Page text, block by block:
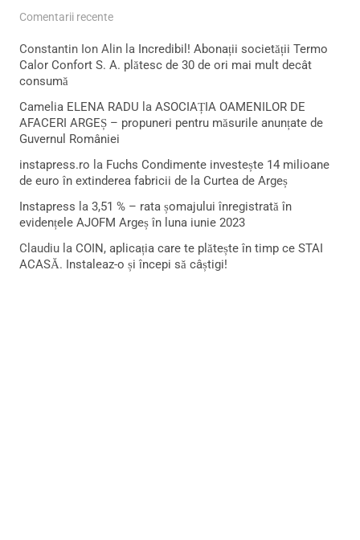
Comentarii recente
Constantin Ion Alin la Incredibil! Abonații societății Termo
Calor Confort S. A. plătesc de 30 de ori mai mult decât
consumă
Camelia ELENA RADU la ASOCIAȚIA OAMENILOR DE
AFACERI ARGEȘ – propuneri pentru măsurile anunțate de
Guvernul României
instapress.ro la Fuchs Condimente investește 14 milioane
de euro în extinderea fabricii de la Curtea de Argeș
Instapress la 3,51 % – rata șomajului înregistrată în
evidențele AJOFM Argeș în luna iunie 2023
Claudiu la COIN, aplicația care te plătește în timp ce STAI
ACASĂ. Instaleaz-o și începi să câștigi!